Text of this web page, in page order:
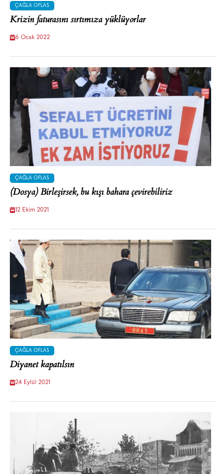
ÇAĞLA OFLAS
Krizin faturasını sırtımıza yüklüyorlar
6 Ocak 2022
ÇAĞLA OFLAS
(Dosya) Birleşirsek, bu kışı bahara çevirebiliriz
12 Ekim 2021
ÇAĞLA OFLAS
Diyanet kapatılsın
24 Eylül 2021